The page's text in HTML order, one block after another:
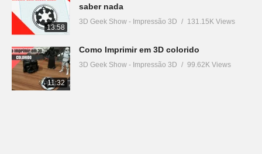
13:58
saber nada
3D Geek Show - Impressão 3D 131.15K Views
11:32
Como Imprimir em 3D colorido
3D Geek Show - Impressão 3D 99.62K Views